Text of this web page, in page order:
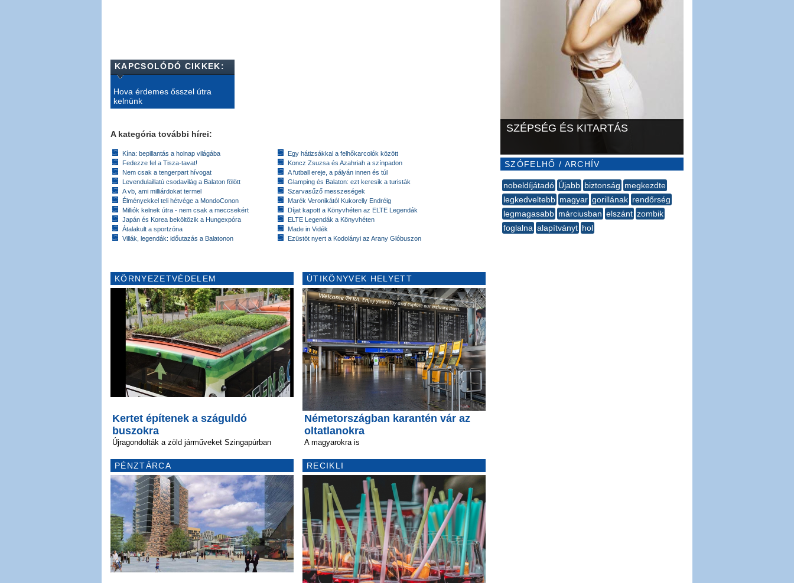
KAPCSOLÓDÓ CIKKEK:
Hova érdemes ősszel útra
kelnünk
A kategória további hírei:
Kína: bepillantás a holnap világába
Fedezze fel a Tisza-tavat!
Nem csak a tengerpart hívogat
Levendulaillatú csodavilág a Balaton fölött
A vb, ami milliárdokat termel
Élményekkel teli hétvége a MondoConon
Milliók kelnek útra - nem csak a meccsekért
Japán és Korea beköltözik a Hungexpóra
Átalakult a sportzóna
Villák, legendák: időutazás a Balatonon
Egy hátizsákkal a felhőkarcolók között
Koncz Zsuzsa és Azahriah a színpadon
A futball ereje, a pályán innen és túl
Glamping és Balaton: ezt keresik a turisták
Szarvasűző messzeségek
Marék Veronikától Kukorelly Endréig
Díjat kapott a Könyvhéten az ELTE Legendák
ELTE Legendák a Könyvhéten
Made in Vidék
Ezüstöt nyert a Kodolányi az Arany Glóbuszon
KÖRNYEZETVÉDELEM
Kertet építenek a száguldó
buszokra
Újragondolták a zöld járműveket Szingapúrban
PÉNZTÁRCA
ÚTIKÖNYVEK HELYETT
Németországban karantén vár az
oltatlanokra
A magyarokra is
RECIKLI
SZÉPSÉG ÉS KITARTÁS
SZÓFELHŐ / ARCHÍV
nobeldíjátadó Újabb biztonság megkezdte
legkedveltebb magyar gorillának rendőrség
legmagasabb márciusban elszánt zombik
foglalna alapítványt hol